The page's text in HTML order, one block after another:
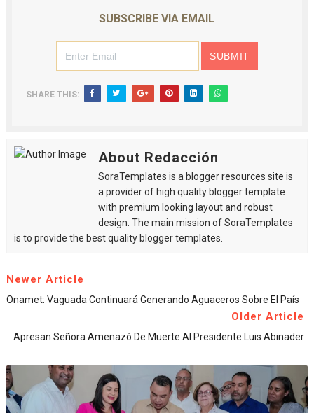
SUBSCRIBE VIA EMAIL
SHARE THIS:
About Redacción
SoraTemplates is a blogger resources site is
a provider of high quality blogger template
with premium looking layout and robust
design. The main mission of SoraTemplates
is to provide the best quality blogger templates.
Newer Article
Onamet: Vaguada Continuará Generando Aguaceros Sobre El País
Older Article
Apresan Señora Amenazó De Muerte Al Presidente Luis Abinader